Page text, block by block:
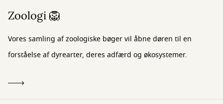
Zoologi 🦁
Vores samling af zoologiske bøger vil åbne døren til en
forståelse af dyrearter, deres adfærd og økosystemer.